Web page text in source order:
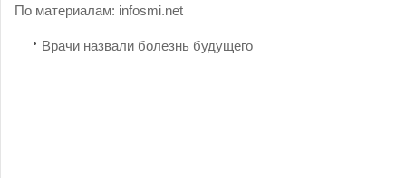
По материалам: infosmi.net
Врачи назвали болезнь будущего